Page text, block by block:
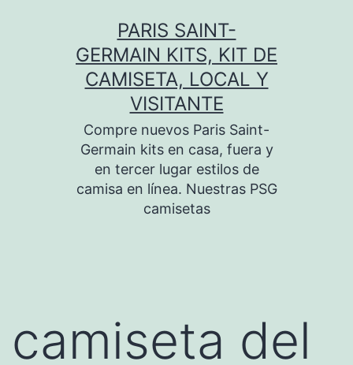
PARIS SAINT-
GERMAIN KITS, KIT DE
CAMISETA, LOCAL Y
VISITANTE
Compre nuevos Paris Saint-
Germain kits en casa, fuera y
en tercer lugar estilos de
camisa en línea. Nuestras PSG
camisetas
camiseta del